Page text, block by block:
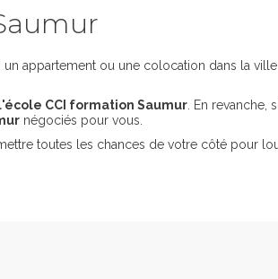
un appartement ou une colocation dans la
CCI formation Saumur . En
négociés pour vous.
toutes les chances de votre côté pour